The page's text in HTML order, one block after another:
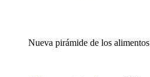
Nueva pirámide de los alimentos